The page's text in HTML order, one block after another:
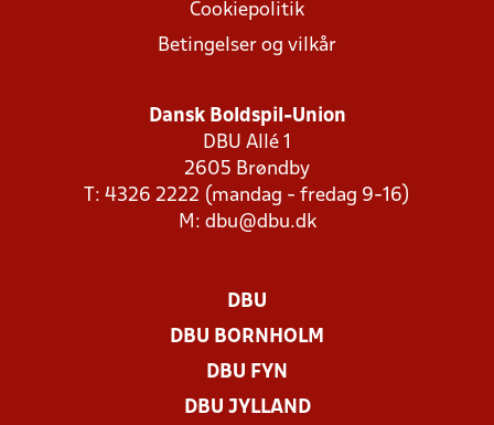
Cookiepolitik
Betingelser og vilkår
Dansk Boldspil-Union
DBU Allé 1
2605 Brøndby
T: 4326 2222 (mandag - fredag 9-16)
M: dbu@dbu.dk
DBU
DBU BORNHOLM
DBU FYN
DBU JYLLAND